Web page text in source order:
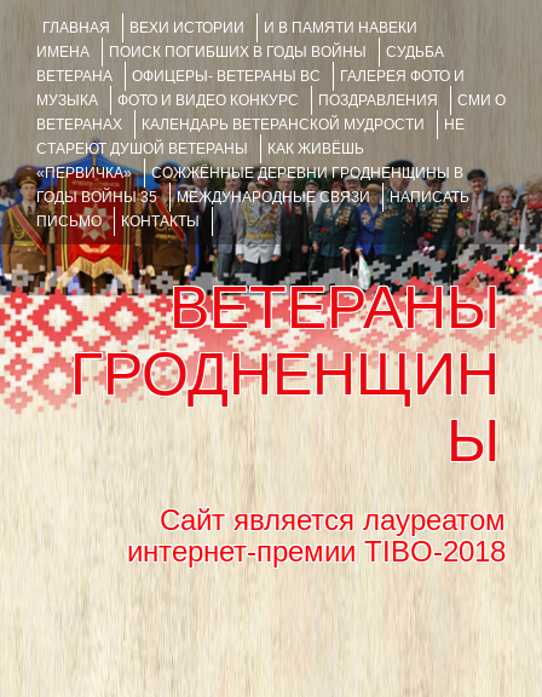
ГЛАВНАЯ ВЕХИ ИСТОРИИ
И В ПАМЯТИ НАВЕКИ
ИМЕНА
ПОИСК ПОГИБШИХ В ГОДЫ ВОЙНЫ
СУДЬБА
ВЕТЕРАНА
ОФИЦЕРЫ- ВЕТЕРАНЫ ВС
ГАЛЕРЕЯ ФОТО И
МУЗЫКА
ФОТО И ВИДЕО КОНКУРС ПОЗДРАВЛЕНИЯ
СМИ О
ВЕТЕРАНАХ
КАЛЕНДАРЬ ВЕТЕРАНСКОЙ МУДРОСТИ
НЕ
СТАРЕЮТ ДУШОЙ ВЕТЕРАНЫ
КАК ЖИВЁШЬ
«ПЕРВИЧКА»
СОЖЖЁННЫЕ ДЕРЕВНИ ГРОДНЕНЩИНЫ В
ГОДЫ ВОЙНЫ 35
МЕЖДУНАРОДНЫЕ СВЯЗИ
НАПИСАТЬ
ПИСЬМО
КОНТАКТЫ
ВЕТЕРАНЫ
ГРОДНЕНЩИН
Ы
Сайт является лауреатом
интернет-премии TIBO-2018